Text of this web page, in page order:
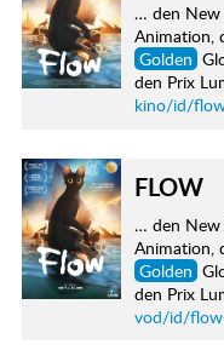
… den New
Animation,
Golden
den Prix
kino/id/
FLOW
… den New
Animation,
Golden
den Prix
vod/id/